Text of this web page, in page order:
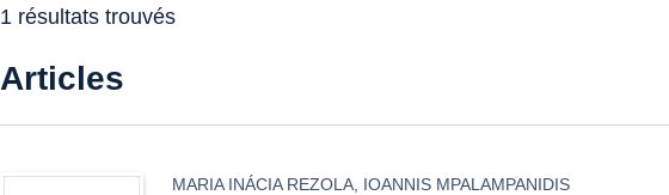
1 résultats trouvés
Articles
MARIA INÁCIA REZOLA IOANNIS MPALAMPANIDIS